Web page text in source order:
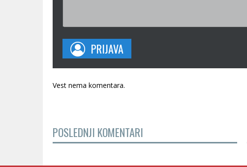
PRIJAVA
Vest nema komentara.
POSLEDNJI KOMENTARI